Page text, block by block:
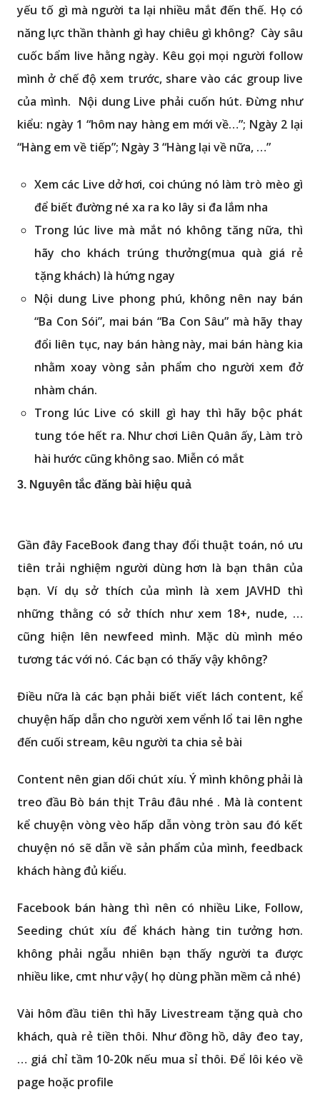
yếu tố gì mà người ta lại nhiều mắt đến thế. Họ có
năng lực thần thành gì hay chiêu gì không? Cày sâu
cuốc bẩm live hằng ngày. Kêu gọi mọi người follow
mình ở chế độ xem trước, share vào các group live
của mình. Nội dung Live phải cuốn hút. Đừng như
kiểu: ngày 1 “hôm nay hàng em mới về…”; Ngày 2 lại
“Hàng em về tiếp”; Ngày 3 “Hàng lại về nữa, …”
Xem các Live dở hơi, coi chúng nó làm trò mèo gì
để biết đường né xa ra ko lây si đa lắm nha
Trong lúc live mà mắt nó không tăng nữa, thì
hãy cho khách trúng thưởng(mua quà giá rẻ
tặng khách) là hứng ngay
Nội dung Live phong phú, không nên nay bán
“Ba Con Sói”, mai bán “Ba Con Sâu” mà hãy thay
đổi liên tục, nay bán hàng này, mai bán hàng kia
nhằm xoay vòng sản phẩm cho người xem đở
nhàm chán.
Trong lúc Live có skill gì hay thì hãy bộc phát
tung tóe hết ra. Như chơi Liên Quân ấy, Làm trò
hài hước cũng không sao. Miễn có mắt
3. Nguyên tắc đăng bài hiệu quả
Gần đây FaceBook đang thay đổi thuật toán, nó ưu
tiên trải nghiệm người dùng hơn là bạn thân của
bạn. Ví dụ sở thích của mình là xem JAVHD thì
những thằng có sở thích như xem 18+, nude, …
cũng hiện lên newfeed mình. Mặc dù mình méo
tương tác với nó. Các bạn có thấy vậy không?
Điều nữa là các bạn phải biết viết lách content, kể
chuyện hấp dẫn cho người xem vểnh lổ tai lên nghe
đến cuối stream, kêu người ta chia sẻ bài
Content nên gian dối chút xíu. Ý mình không phải là
treo đầu Bò bán thịt Trâu đâu nhé . Mà là content
kể chuyện vòng vèo hấp dẫn vòng tròn sau đó kết
chuyện nó sẽ dẫn về sản phẩm của mình, feedback
khách hàng đủ kiểu.
Facebook bán hàng thì nên có nhiều Like, Follow,
Seeding chút xíu để khách hàng tin tưởng hơn.
không phải ngẫu nhiên bạn thấy người ta được
nhiều like, cmt như vậy( họ dùng phần mềm cả nhé)
Vài hôm đầu tiên thì hãy Livestream tặng quà cho
khách, quà rẻ tiền thôi. Như đồng hồ, dây đeo tay,
… giá chỉ tầm 10-20k nếu mua sỉ thôi. Để lôi kéo về
page hoặc profile